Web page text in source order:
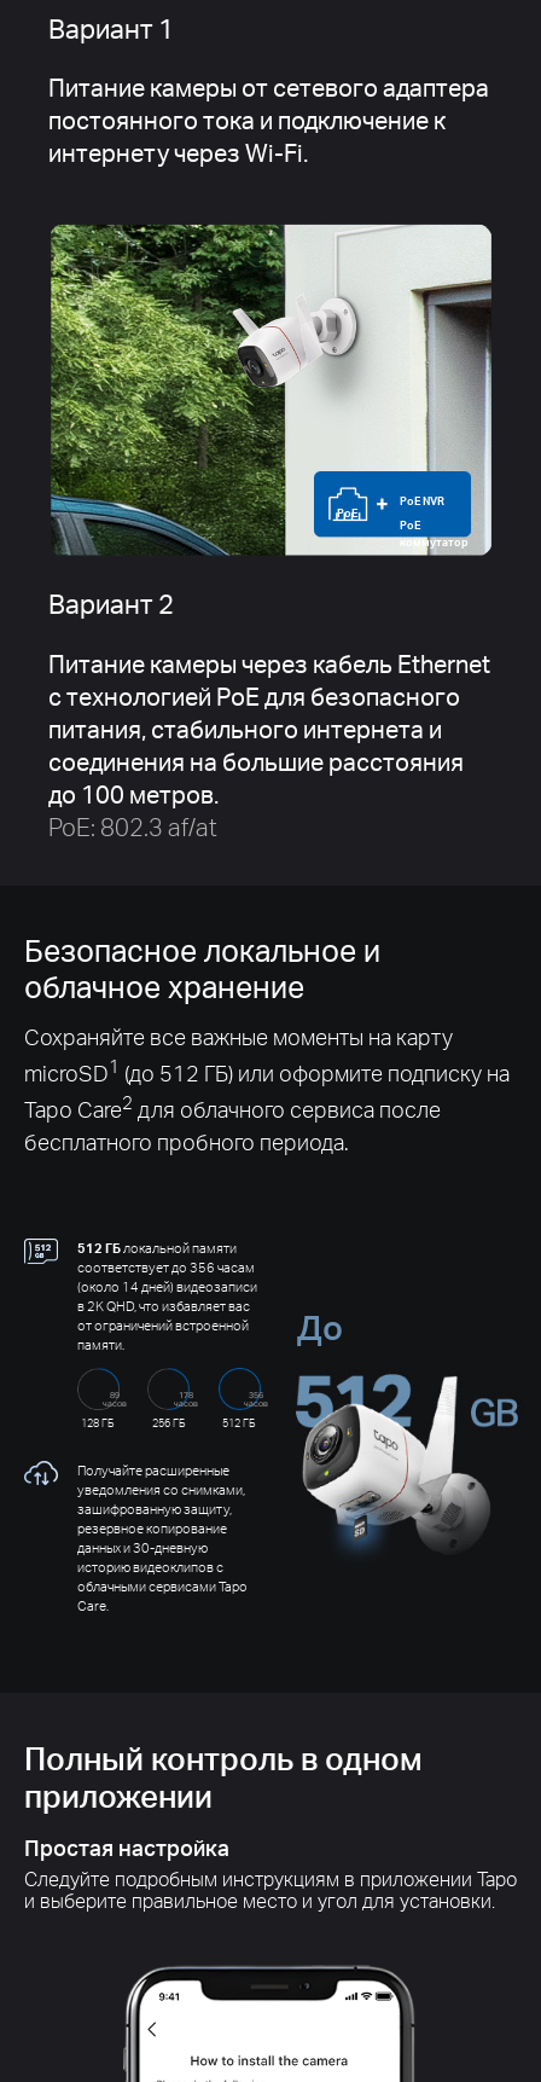
Вариант 1
Питание камеры от сетевого адаптера
постоянного тока и подключение к
интернету через Wi-Fi.
PoE
PoE NVR
PoE
коммутатор
Вариант 2
Питание камеры через кабель Ethernet
с технологией PoE для безопасного
питания, стабильного интернета и
соединения на большие расстояния
до 100 метров.
PoE: 802.3 af/at
Безопасное локальное и
облачное хранение
Сохраняйте все важные моменты на карту
microSD1 (до 512 ГБ) или оформите подписку на
Tapo Care2 для облачного сервиса после
бесплатного пробного периода.
512 ГБлокальной памяти
соответствует до 356 часам
(около 14 дней) видеозаписи
в 2K QHD, что избавляет вас
от ограничений встроенной
памяти.
89
часов
128 ГБ
178
часов
256 ГБ
356
часов
512 ГБ
Получайте расширенные
уведомления со снимками,
зашифрованную защиту,
резервное копирование
данных и 30-дневную
историю видеоклипов с
облачными сервисами Tapo
Care.
До
Полный контроль в одном
приложении
Простая настройка
Следуйте подробным инструкциям в приложении Tapo
и выберите правильное место и угол для установки.